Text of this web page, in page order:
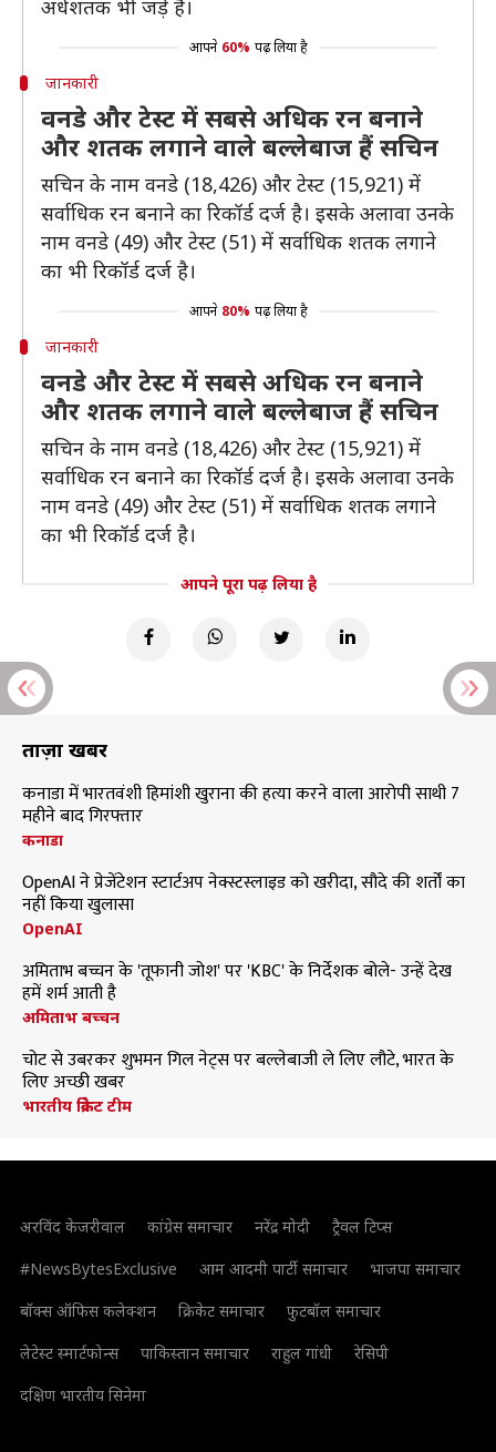
अर्धशतक भी जड़े हैं।
आपने 60% पढ़ लिया है
जानकारी
वनडे और टेस्ट में सबसे अधिक रन बनाने
और शतक लगाने वाले बल्लेबाज हैं सचिन
सचिन के नाम वनडे (18,426) और टेस्ट (15,921) में
सर्वाधिक रन बनाने का रिकॉर्ड दर्ज है। इसके अलावा उनके
नाम वनडे (49) और टेस्ट (51) में सर्वाधिक शतक लगाने
का भी रिकॉर्ड दर्ज है।
आपने 80% पढ़ लिया है
जानकारी
वनडे और टेस्ट में सबसे अधिक रन बनाने
और शतक लगाने वाले बल्लेबाज हैं सचिन
सचिन के नाम वनडे (18,426) और टेस्ट (15,921) में
सर्वाधिक रन बनाने का रिकॉर्ड दर्ज है। इसके अलावा उनके
नाम वनडे (49) और टेस्ट (51) में सर्वाधिक शतक लगाने
का भी रिकॉर्ड दर्ज है।
आपने पूरा पढ़ लिया है
ताज़ा खबरें
कनाडा में भारतवंशी हिमांशी खुराना की हत्या करने वाला आरोपी साथी 7
महीने बाद गिरफ्तार
कनाडा
OpenAI ने प्रेजेंटेशन स्टार्टअप नेक्स्टस्लाइड को खरीदा, सौदे की शर्तों का
नहीं किया खुलासा
OpenAI
अमिताभ बच्चन के 'तूफानी जोश' पर 'KBC' के निर्देशक बोले- उन्हें देख
हमें शर्म आती है
अमिताभ बच्चन
चोट से उबरकर शुभमन गिल नेट्स पर बल्लेबाजी ले लिए लौटे, भारत के
लिए अच्छी खबर
भारतीय क्रिकेट टीम
अरविंद केजरीवाल कांग्रेस समाचार नरेंद्र मोदी
ट्रैवल टिप्स
#NewsBytesExclusive
आम आदमी पार्टी समाचार
भाजपा समाचार
बॉक्स ऑफिस कलेक्शन
क्रिकेट समाचार
फुटबॉल समाचार
लेटेस्ट स्मार्टफोन्स
पाकिस्तान समाचार राहुल गांधी
रेसिपी
दक्षिण भारतीय सिनेमा